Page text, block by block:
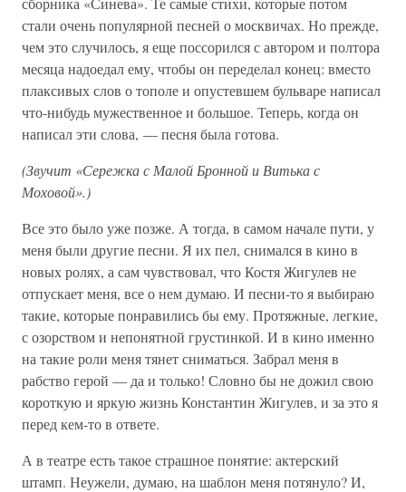
стали очень популярной песней о москвичах. Но прежде,
чем это случилось, я еще поссорился с автором и полтора
месяца надоедал ему, чтобы он переделал конец: вместо
плаксивых слов о тополе и опустевшем бульваре написал
что-нибудь мужественное и большое. Теперь, когда он
написал эти слова, — песня была готова.
(Звучит «Сережка с Малой Бронной и Витька с
Моховой».)
Все это было уже позже. А тогда, в самом начале пути, у
меня были другие песни. Я их пел, снимался в кино в
новых ролях, а сам чувствовал, что Костя Жигулев не
отпускает меня, все о нем думаю. И песни-то я выбираю
такие, которые понравились бы ему. Протяжные, легкие,
с озорством и непонятной грустинкой. И в кино именно
на такие роли меня тянет сниматься. Забрал меня в
рабство герой — да и только! Словно бы не дожил свою
короткую и яркую жизнь Константин Жигулев, и за это я
перед кем-то в ответе.
А в театре есть такое страшное понятие: актерский
штамп. Неужели, думаю, на шаблон меня потянуло? И,